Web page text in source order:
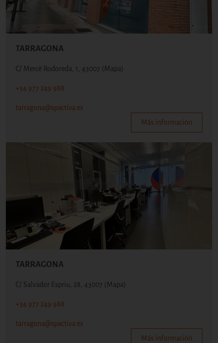
TARRAGONA
C/ Mercè Rodoreda, 1, 43007 (Mapa)
+34 977 249 988
tarragona@spactiva.es
Más información
TARRAGONA
C/ Salvador Espriu, 28, 43007 (Mapa)
+34 977 249 988
tarragona@spactiva.es
Más información